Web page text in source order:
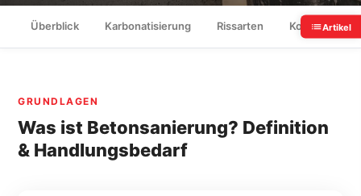
Überblick Karbonatisierung Rissarten KorrosionArtikel
GRUNDLAGEN
Was ist Betonsanierung? Definition
& Handlungsbedarf